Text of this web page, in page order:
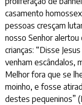
casamento
pessoas cresçam
nosso Senhor
crianças: “Disse
venham escândalos,
Melhor fora que se
moinho, e fosse
destes pequeninos”